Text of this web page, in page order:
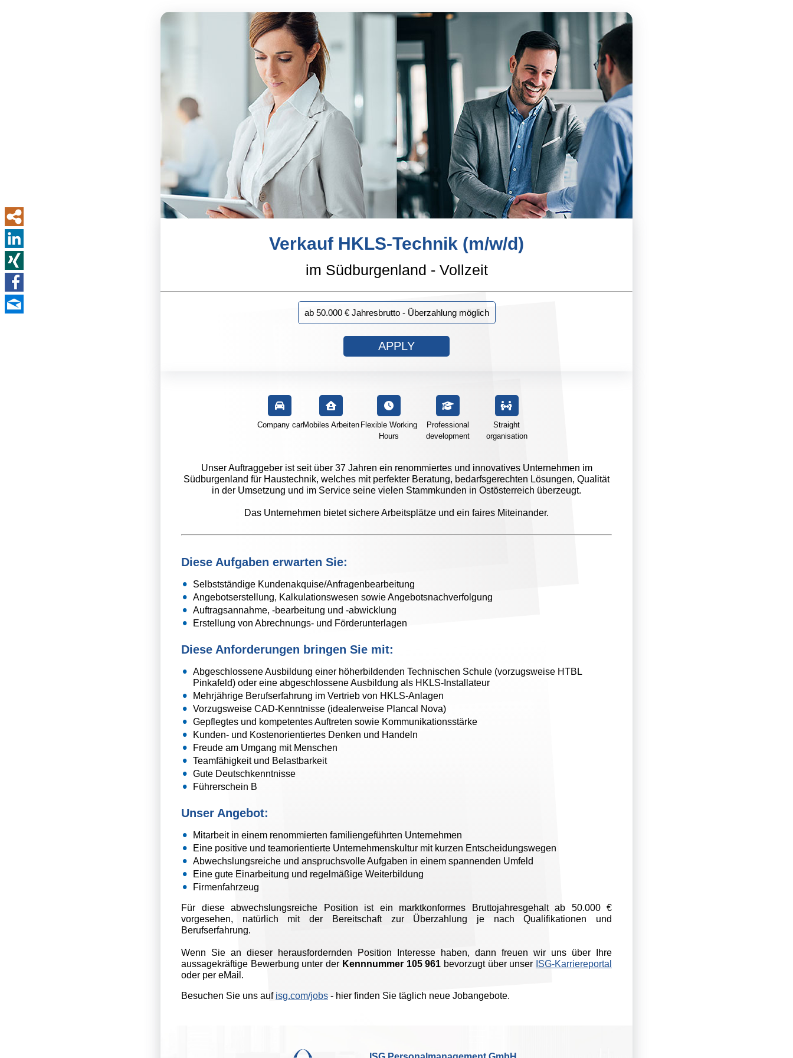
Verkauf HKLS-Technik (m/w/d)
im Südburgenland - Vollzeit
ab 50.000 € Jahresbrutto - Überzahlung möglich
APPLY
Company carMobiles Arbeiten Flexible Working
Hours
Professional
development
Straight
organisation
Unser Auftraggeber ist seit über 37 Jahren ein renommiertes und innovatives Unternehmen im
Südburgenland für Haustechnik, welches mit perfekter Beratung, bedarfsgerechten Lösungen, Qualität
in der Umsetzung und im Service seine vielen Stammkunden in Ostösterreich überzeugt.
Das Unternehmen bietet sichere Arbeitsplätze und ein faires Miteinander.
Diese Aufgaben erwarten Sie:
Selbstständige Kundenakquise/Anfragenbearbeitung
Angebotserstellung, Kalkulationswesen sowie Angebotsnachverfolgung
Auftragsannahme, -bearbeitung und -abwicklung
Erstellung von Abrechnungs- und Förderunterlagen
Diese Anforderungen bringen Sie mit:
Abgeschlossene Ausbildung einer höherbildenden Technischen Schule (vorzugsweise HTBL
Pinkafeld) oder eine abgeschlossene Ausbildung als HKLS-Installateur
Mehrjährige Berufserfahrung im Vertrieb von HKLS-Anlagen
Vorzugsweise CAD-Kenntnisse (idealerweise Plancal Nova)
Gepflegtes und kompetentes Auftreten sowie Kommunikationsstärke
Kunden- und Kostenorientiertes Denken und Handeln
Freude am Umgang mit Menschen
Teamfähigkeit und Belastbarkeit
Gute Deutschkenntnisse
Führerschein B
Unser Angebot:
Mitarbeit in einem renommierten familiengeführten Unternehmen
Eine positive und teamorientierte Unternehmenskultur mit kurzen Entscheidungswegen
Abwechslungsreiche und anspruchsvolle Aufgaben in einem spannenden Umfeld
Eine gute Einarbeitung und regelmäßige Weiterbildung
Firmenfahrzeug
Für diese abwechslungsreiche Position ist ein marktkonformes Bruttojahresgehalt ab 50.000 €
vorgesehen, natürlich mit der Bereitschaft zur Überzahlung je nach Qualifikationen und
Berufserfahrung.
Wenn Sie an dieser herausfordernden Position Interesse haben, dann freuen wir uns über Ihre
aussagekräftige Bewerbung unter der Kennnummer 105 961 bevorzugt über unser ISG-Karriereportal
oder per eMail.
Besuchen Sie uns auf isg.com/jobs - hier finden Sie täglich neue Jobangebote.